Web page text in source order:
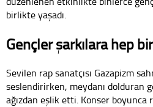
birlikte yaşadı.
Gençler şarkılara hep
Sevilen rap sanatçısı Gazapizm
seslendirirken, meydanı dolduran
ağızdan eşlik etti. Konser